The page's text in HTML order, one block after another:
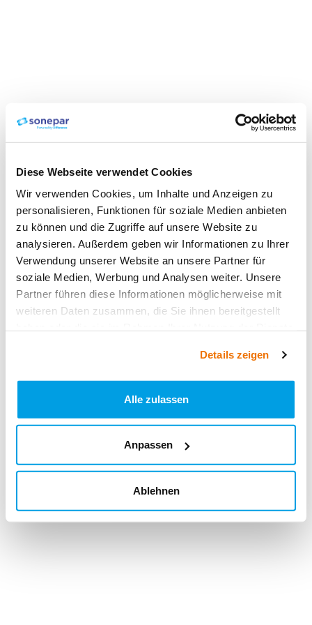
Diese Webseite verwendet Cookies
Wir verwenden Cookies, um Inhalte und Anzeigen zu
personalisieren, Funktionen für soziale Medien anbieten
zu können und die Zugriffe auf unsere Website zu
analysieren. Außerdem geben wir Informationen zu Ihrer
Verwendung unserer Website an unsere Partner für
soziale Medien, Werbung und Analysen weiter. Unsere
Partner führen diese Informationen möglicherweise mit
weiteren Daten zusammen, die Sie ihnen bereitgestellt
Details zeigen
Alle zulassen
Anpassen
Ablehnen